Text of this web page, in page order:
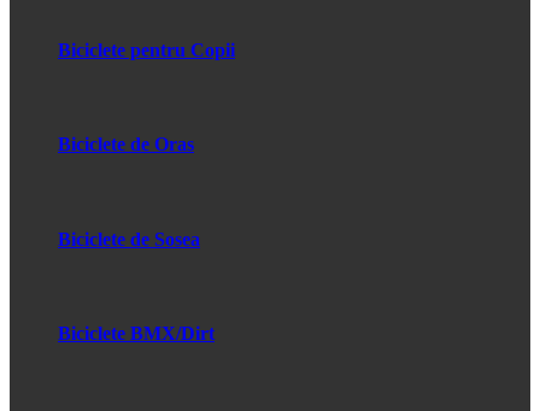
Biciclete pentru Copii
Biciclete de Oras
Biciclete de Sosea
Biciclete BMX/Dirt